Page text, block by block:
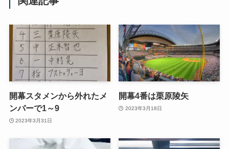
開幕スタメンから外れたメ
ンバーで1～9
2023年3月31日
開幕4番は栗原陵矢
2023年3月18日